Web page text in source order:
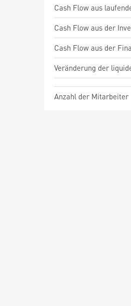
Cash Flow aus
Cash Flow aus der
Cash Flow aus der
Veränderung der
Anzahl der Mitarbeiter